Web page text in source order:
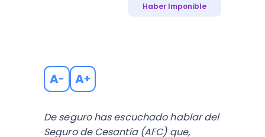
Haber Imponible
A- A+
De seguro has escuchado hablar del
Seguro de Cesantía (AFC) que,